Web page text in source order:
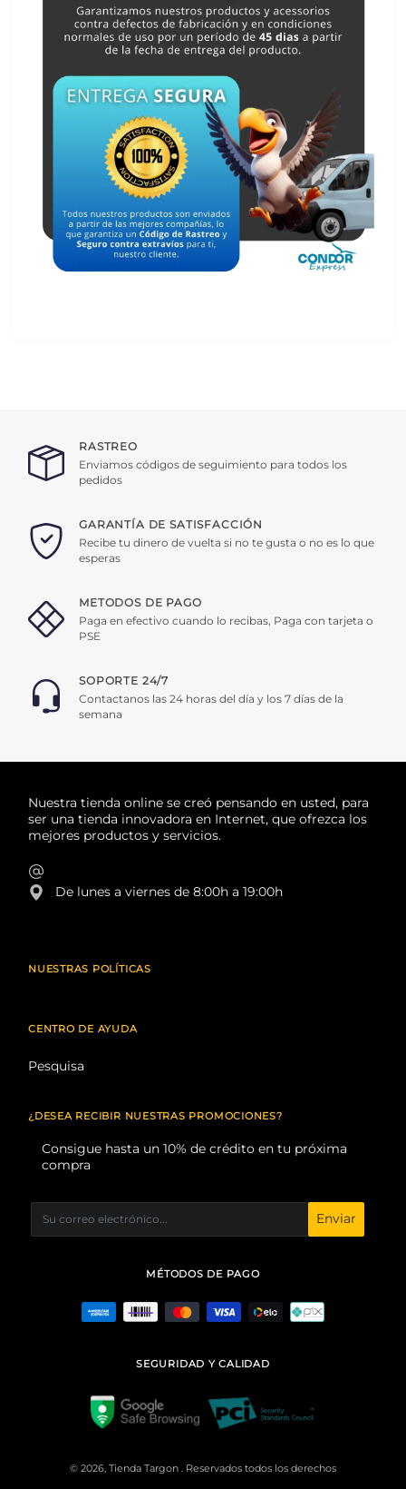
RASTREO
Enviamos códigos de seguimiento para todos los
pedidos
GARANTÍA DE SATISFACCIÓN
Recibe tu dinero de vuelta si no te gusta o no es lo que
esperas
METODOS DE PAGO
Paga en efectivo cuando lo recibas, Paga con tarjeta o
PSE
SOPORTE 24/7
Contactanos las 24 horas del día y los 7 días de la
semana
Nuestra tienda online se creó pensando en usted, para
ser una tienda innovadora en Internet, que ofrezca los
mejores productos y servicios.
De lunes a viernes de 8:00h a 19:00h
NUESTRAS POLÍTICAS
CENTRO DE AYUDA
Pesquisa
¿DESEA RECIBIR NUESTRAS PROMOCIONES?
Consigue hasta un 10% de crédito en tu próxima
compra
Enviar
MÉTODOS DE PAGO
SEGURIDAD Y CALIDAD
© 2026, Tienda Targon . Reservados todos los derechos